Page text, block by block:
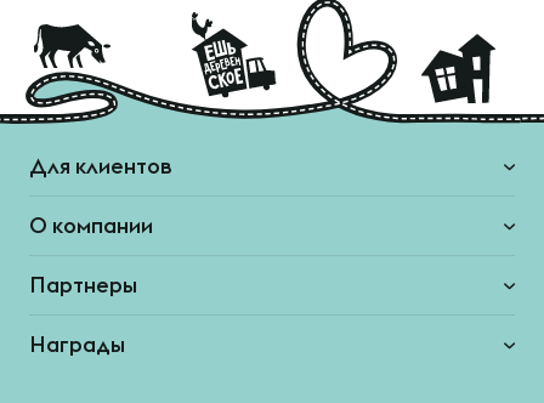
Для клиентов
О компании
Партнеры
Награды